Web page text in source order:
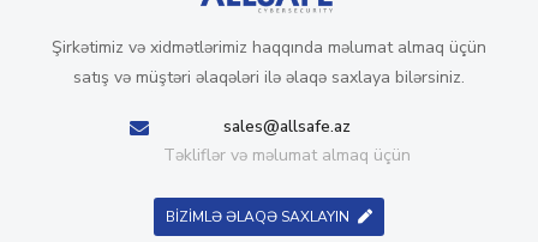
Şirkətimiz və xidmətlərimiz haqqında məlumat almaq üçün
satış və müştəri əlaqələri ilə əlaqə saxlaya bilərsiniz.
sales@allsafe.az
Təkliflər və məlumat almaq üçün
BİZİMLƏ ƏLAQƏ SAXLAYIN